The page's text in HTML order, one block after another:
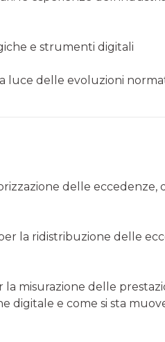
e strumenti digitali
luce delle evoluzioni
delle eccedenze,
la ridistribuzione delle
misurazione delle
digitale e come si sta